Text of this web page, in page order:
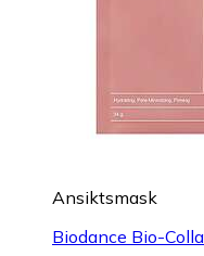
Ansiktsmask
Biodance Bio-